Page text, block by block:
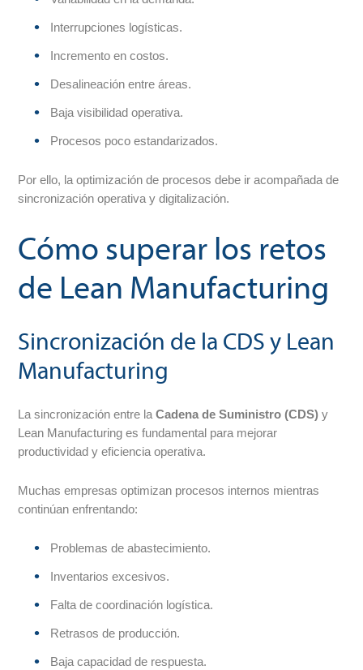
Interrupciones logísticas.
Incremento en costos.
Desalineación entre áreas.
Baja visibilidad operativa.
Procesos poco estandarizados.
Por ello, la optimización de procesos debe ir acompañada de
sincronización operativa y digitalización.
Cómo superar los retos
de Lean Manufacturing
Sincronización de la CDS y Lean
Manufacturing
La sincronización entre laCadena de Suministro (CDS) y
Lean Manufacturing es fundamental para mejorar
productividad y eficiencia operativa.
Muchas empresas optimizan procesos internos mientras
continúan enfrentando:
Problemas de abastecimiento.
Inventarios excesivos.
Falta de coordinación logística.
Retrasos de producción.
Baja capacidad de respuesta.